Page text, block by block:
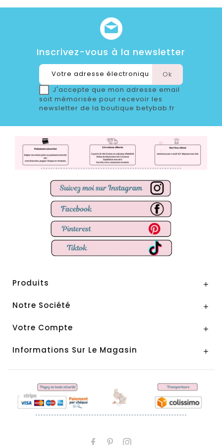
Inscrivez-vous à la newsletter
J'accepte que mon adresse email
soit mémorisée pour recevoir les
newsletter de la boutique betybab.fr
Produits 
Notre Société 
Votre Compte 
Informations Sur Le Magasin 